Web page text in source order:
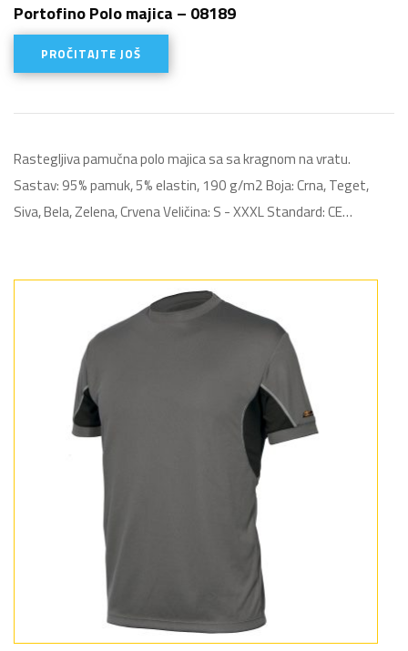
Portofino Polo majica – 08189
PROČITAJTE JOŠ
Rastegljiva pamučna polo majica sa sa kragnom na vratu.
Sastav: 95% pamuk, 5% elastin, 190 g/m2 Boja: Crna, Teget,
Siva, Bela, Zelena, Crvena Veličina: S - XXXL Standard: CE…